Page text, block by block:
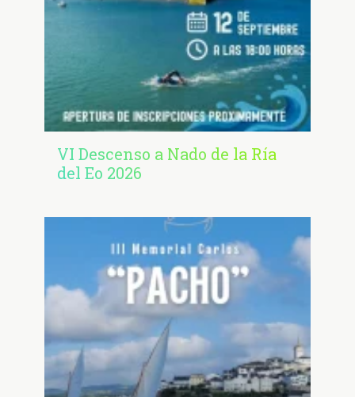
VI Descenso a Nado de la Ría
del Eo 2026